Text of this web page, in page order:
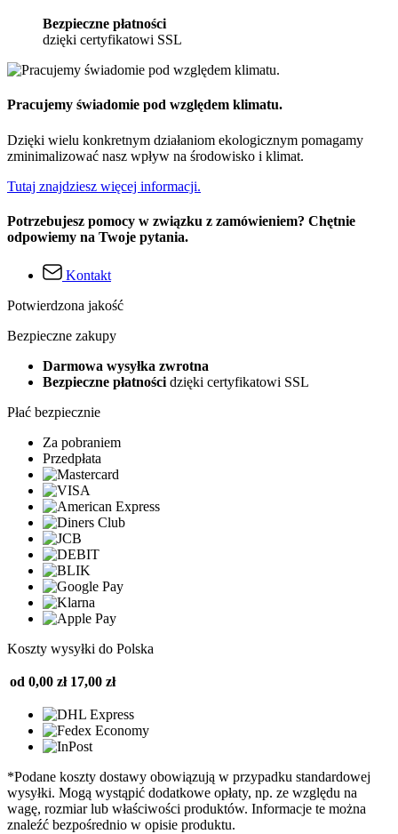
Bezpieczne płatności
dzięki certyfikatowi SSL
Pracujemy świadomie pod względem klimatu.
Dzięki wielu konkretnym działaniom ekologicznym pomagamy
zminimalizować nasz wpływ na środowisko i klimat.
Tutaj znajdziesz więcej informacji.
Potrzebujesz pomocy w związku z zamówieniem? Chętnie
odpowiemy na Twoje pytania.
Kontakt
Potwierdzona jakość
Bezpieczne zakupy
Darmowa wysyłka zwrotna
Bezpieczne płatności dzięki certyfikatowi SSL
Płać bezpiecznie
Za pobraniem
Przedpłata
Koszty wysyłki do Polska
od 0,00 zł 17,00 zł
*Podane koszty dostawy obowiązują w przypadku standardowej
wysyłki. Mogą wystąpić dodatkowe opłaty, np. ze względu na
wagę, rozmiar lub właściwości produktów. Informacje te można
znaleźć bezpośrednio w opisie produktu.